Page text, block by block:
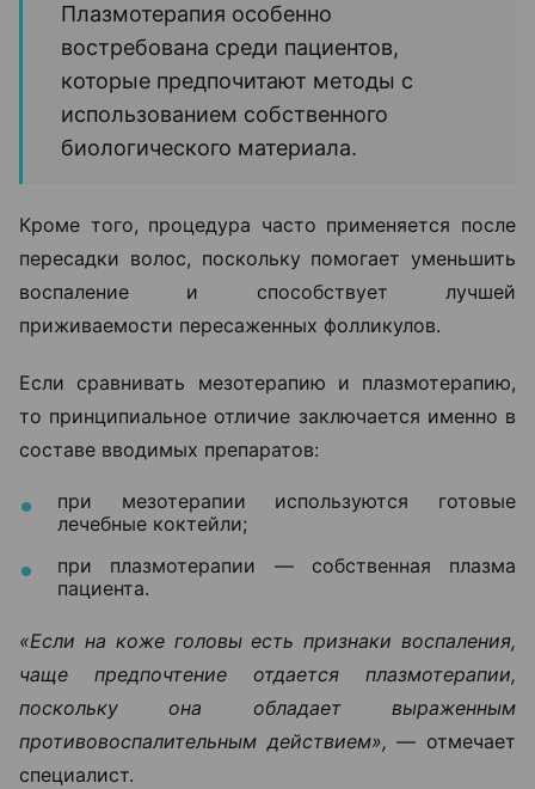
Плазмотерапия особенно
востребована среди пациентов,
которые предпочитают методы с
использованием собственного
биологического материала.
Кроме того, процедура часто применяется после
пересадки волос, поскольку помогает уменьшить
воспаление и способствует лучшей
приживаемости пересаженных фолликулов.
Если сравнивать мезотерапию и плазмотерапию,
то принципиальное отличие заключается именно в
составе вводимых препаратов:
при мезотерапии используются готовые
лечебные коктейли;
при плазмотерапии — собственная плазма
пациента.
«Если на коже головы есть признаки воспаления,
чаще предпочтение отдается плазмотерапии,
поскольку она обладает выраженным
противовоспалительным действием», — отмечает
специалист.